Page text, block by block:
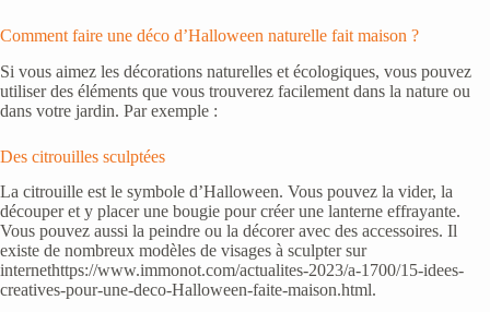
Comment faire une déco d’Halloween naturelle fait maison ?
Si vous aimez les décorations naturelles et écologiques, vous pouvez
utiliser des éléments que vous trouverez facilement dans la nature ou
dans votre jardin. Par exemple :
Des citrouilles sculptées
La citrouille est le symbole d’Halloween. Vous pouvez la vider, la
découper et y placer une bougie pour créer une lanterne effrayante.
Vous pouvez aussi la peindre ou la décorer avec des accessoires. Il
existe de nombreux modèles de visages à sculpter sur
internethttps://www.immonot.com/actualites-2023/a-1700/15-idees-
creatives-pour-une-deco-Halloween-faite-maison.html.